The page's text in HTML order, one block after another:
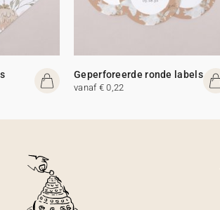
Geperforeerde ronde labels
vanaf € 0,22